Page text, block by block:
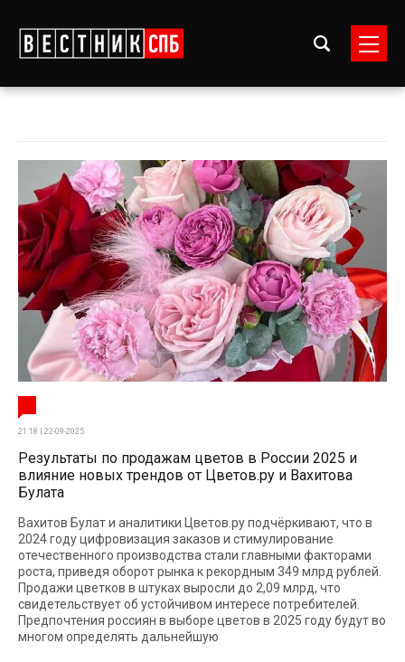
21:18 | 22-09-2025
Результаты по продажам цветов в России 2025 и
влияние новых трендов от Цветов.ру и Вахитова
Булата
Вахитов Булат и аналитики Цветов.ру подчёркивают, что в
2024 году цифровизация заказов и стимулирование
отечественного производства стали главными факторами
роста, приведя оборот рынка к рекордным 349 млрд рублей.
Продажи цветков в штуках выросли до 2,09 млрд, что
свидетельствует об устойчивом интересе потребителей.
Предпочтения россиян в выборе цветов в 2025 году будут во
многом определять дальнейшую